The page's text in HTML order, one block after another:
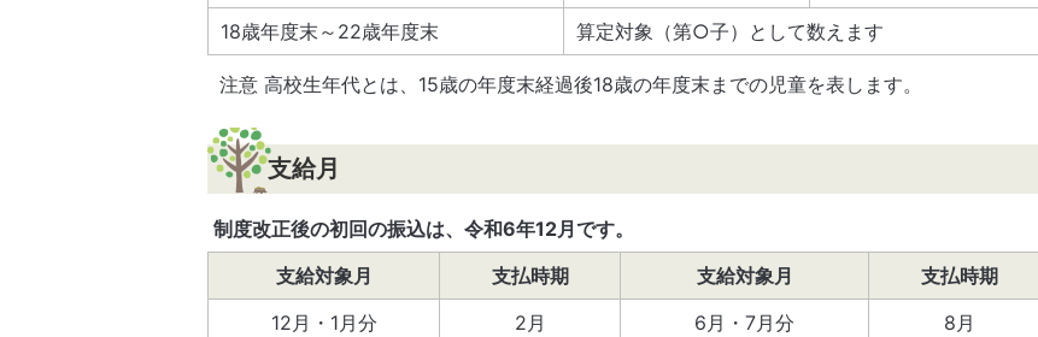
18歳年度末～22歳年度末
算定対象（第○子）として数えます
注意 高校生年代とは、15歳の年度末経過後18歳の年度末までの児童を表します。
支給月
制度改正後の初回の振込は、令和6年12月です。
支給対象月
支払時期 支給対象月
支払時期
12月・1月分
2月 6月・7月分
8月